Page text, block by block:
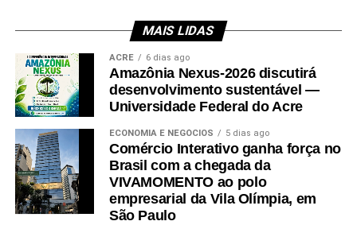
MAIS LIDAS
ACRE 6 dias ago
Amazônia Nexus-2026 discutirá
desenvolvimento sustentável —
Universidade Federal do Acre
ECONOMIA E NEGÓCIOS 5 dias ago
Comércio Interativo ganha força no
Brasil com a chegada da
VIVAMOMENTO ao polo
empresarial da Vila Olímpia, em
São Paulo